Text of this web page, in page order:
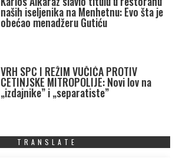
naših iseljenika na Menhetnu: Evo šta je
obećao menadžeru Gutiću
VRH SPC I REŽIM VUČIĆA PROTIV
CETINJSKE MITROPOLIJE: Novi lov na
„izdajnike” i „separatiste”
TRANSLATE